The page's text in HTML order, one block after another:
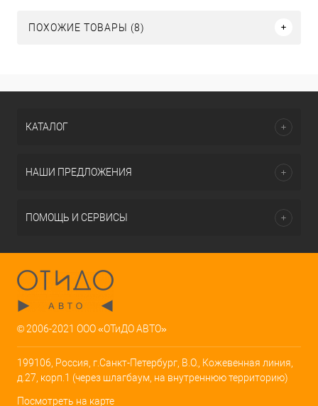
ПОХОЖИЕ ТОВАРЫ (8)
КАТАЛОГ
НАШИ ПРЕДЛОЖЕНИЯ
ПОМОЩЬ И СЕРВИСЫ
© 2006-2021 ООО «ОТиДО АВТО»
199106, Россия, г.Санкт-Петербург, В.О., Кожевенная линия,
д.27, корп.1 (через шлагбаум, на внутреннюю территорию)
Посмотреть на карте